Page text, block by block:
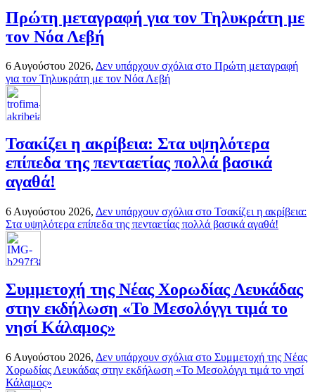
Πρώτη μεταγραφή για τον Τηλυκράτη με
τον Νόα Λεβή
6 Αυγούστου 2026, Δεν υπάρχουν σχόλια στο Πρώτη μεταγραφή
για τον Τηλυκράτη με τον Νόα Λεβή
Τσακίζει η ακρίβεια: Στα υψηλότερα
επίπεδα της πενταετίας πολλά βασικά
αγαθά!
6 Αυγούστου 2026, Δεν υπάρχουν σχόλια στο Τσακίζει η ακρίβεια:
Στα υψηλότερα επίπεδα της πενταετίας πολλά βασικά αγαθά!
Συμμετοχή της Νέας Χορωδίας Λευκάδας
στην εκδήλωση «Το Μεσολόγγι τιμά το
νησί Κάλαμος»
6 Αυγούστου 2026, Δεν υπάρχουν σχόλια στο Συμμετοχή της Νέας
Χορωδίας Λευκάδας στην εκδήλωση «Το Μεσολόγγι τιμά το νησί
Κάλαμος»